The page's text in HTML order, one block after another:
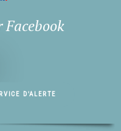
Facebook
D'ALERTE